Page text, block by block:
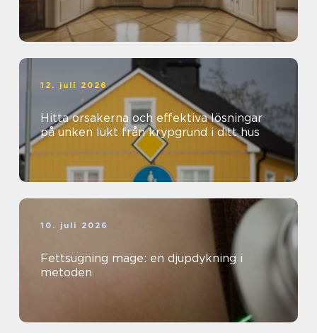
12. juli 2026
Hitta orsakerna och effektiva lösningar
på unken lukt från krypgrund i ditt hus
10. juli 2026
Fettsugning mage: en djupdykning i
metoden